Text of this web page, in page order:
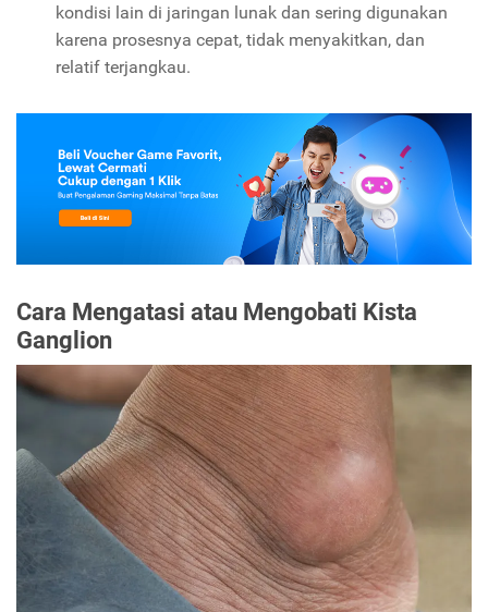
kondisi lain di jaringan lunak dan sering digunakan
karena prosesnya cepat, tidak menyakitkan, dan
relatif terjangkau.
Cara Mengatasi atau Mengobati Kista
Ganglion